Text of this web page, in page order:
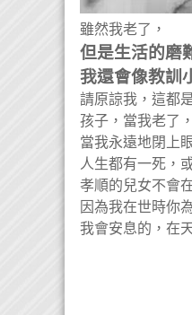
雖然我老了，
但是生活的磨
我還會像教訓
請原諒我，這都
孩子，當我老了
當我永遠地閉上
人生都有一死，
孝順的兒女不會
因為我在世時你
我會安息的，在